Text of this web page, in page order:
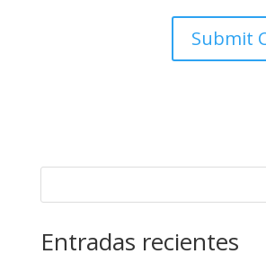
Entradas recientes